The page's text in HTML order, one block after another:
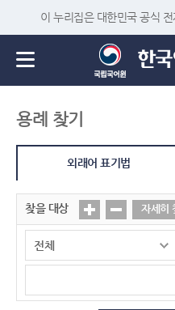
이 누리집은 대한민국 공식
용례 찾기
외래어 표기법
찾을 대상 자세히